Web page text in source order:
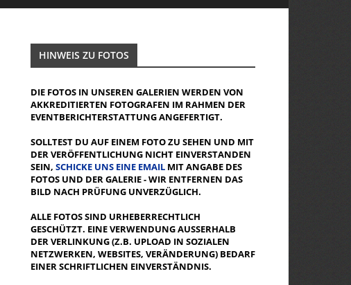
HINWEIS ZU FOTOS
DIE FOTOS IN UNSEREN GALERIEN WERDEN VON
AKKREDITIERTEN FOTOGRAFEN IM RAHMEN DER
EVENTBERICHTERSTATTUNG ANGEFERTIGT.
SOLLTEST DU AUF EINEM FOTO ZU SEHEN UND MIT
DER VERÖFFENTLICHUNG NICHT EINVERSTANDEN
SEIN, SCHICKE UNS EINE EMAIL MIT ANGABE DES
FOTOS UND DER GALERIE - WIR ENTFERNEN DAS
BILD NACH PRÜFUNG UNVERZÜGLICH.
ALLE FOTOS SIND URHEBERRECHTLICH
GESCHÜTZT. EINE VERWENDUNG AUSSERHALB D
ER VERLINKUNG (Z.B. UPLOAD IN SOZIALEN N
ETZWERKEN, WEBSITES, VERÄNDERUNG) BEDARF E
INER SCHRIFTLICHEN EINVERSTÄNDNIS.